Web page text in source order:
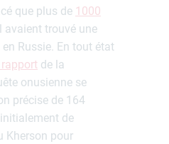
que plus de 1000
avaient trouvé une
Russie. En tout état
de la
onusienne se
précise de 164
de
Kherson pour